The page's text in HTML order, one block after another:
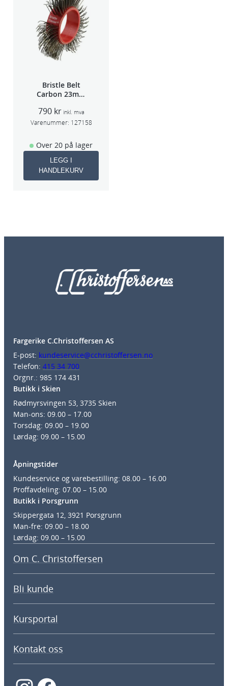
Bristle Belt
Carbon 23mm
790 kr inkl. mva
Varenummer: 127158
Over 20 på lager
LEGG I
HANDLEKURV
Fargerike C.Christoffersen AS
E-post: kundeservice@cchristoffersen.no
Telefon: 415 34 700
Orgnr.: 985 174 431
Butikk i Skien
Rødmyrsvingen 53, 3735 Skien
Man-ons: 09.00 – 17.00
Torsdag: 09.00 – 19.00
Lørdag: 09.00 – 15.00
Åpningstider
Kundeservice og varebestilling: 08.00 – 16.00
Proffavdeling: 07.00 – 15.00
Butikk i Porsgrunn
Skippergata 12, 3921 Porsgrunn
Man-fre: 09.00 – 18.00
Lørdag: 09.00 – 15.00
Om C. Christoffersen
Bli kunde
Kursportal
Kontakt oss